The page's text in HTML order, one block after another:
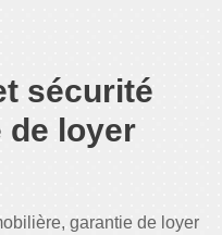
sécurité
de loyer
garantie de loyer